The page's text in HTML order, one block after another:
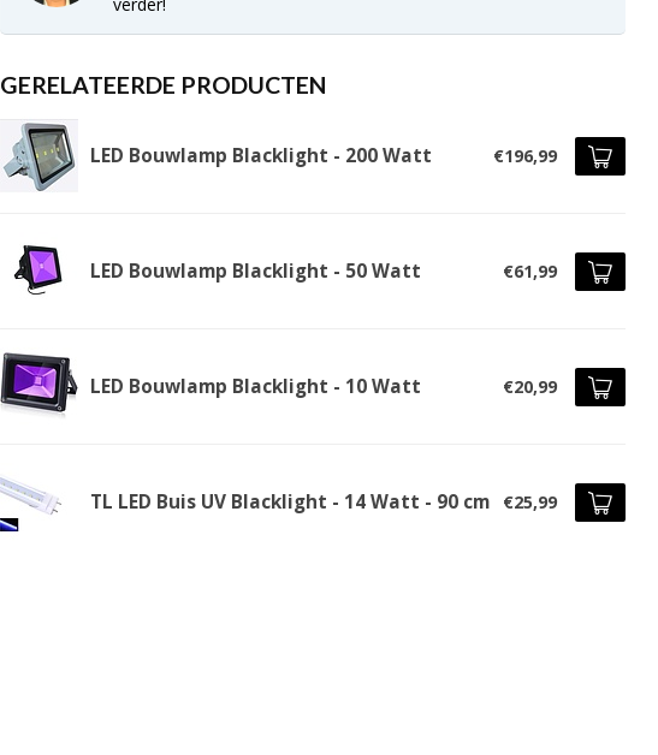
GERELATEERDE PRODUCTEN
LED Bouwlamp Blacklight - 200 Watt €196,99
LED Bouwlamp Blacklight - 50 Watt €61,99
LED Bouwlamp Blacklight - 10 Watt €20,99
TL LED Buis UV Blacklight - 14 Watt - 90 cm €25,99